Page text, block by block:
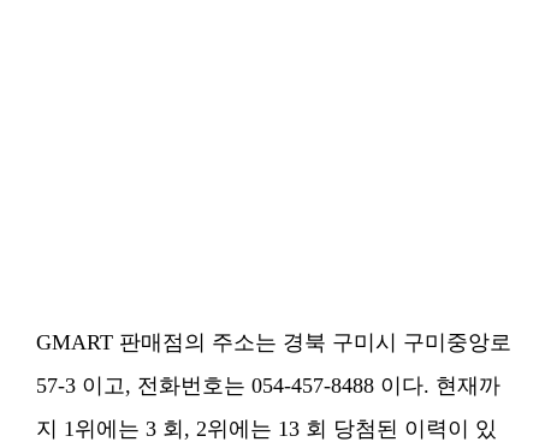
GMART 판매점의 주소는 경북 구미시 구미중앙로
57-3 이고, 전화번호는 054-457-8488 이다. 현재까
지 1위에는 3 회, 2위에는 13 회 당첨된 이력이 있